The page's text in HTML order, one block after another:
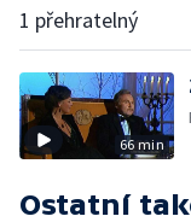
1 přehratelný
66 min
Ostatní